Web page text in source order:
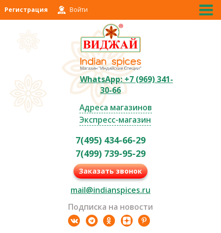
Регистрация Войти
WhatsApp: +7 (969) 341-
30-66
Адреса магазинов
Экспресс-магазин
7(495) 434-66-29
7(499) 739-95-29
Заказать звонок
mail@indianspices.ru
Подписка на новости